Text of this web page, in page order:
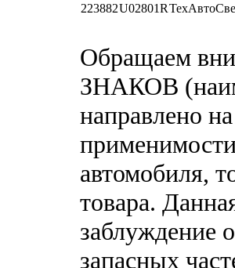
223882U02801R
Обращаем
ЗНАКОВ
направлено
автомобиля,
товара.
заблуждение
запасных